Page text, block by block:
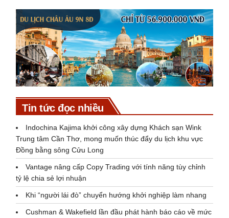
Tin tức đọc nhiều
Indochina Kajima khởi công xây dựng Khách sạn Wink
Trung tâm Cần Thơ, mong muốn thúc đẩy du lịch khu vực
Đồng bằng sông Cửu Long
Vantage nâng cấp Copy Trading với tính năng tùy chỉnh
tỷ lệ chia sẻ lợi nhuận
Khi “người lái đò” chuyển hướng khởi nghiệp làm nhang
Cushman & Wakefield lần đầu phát hành báo cáo về mức